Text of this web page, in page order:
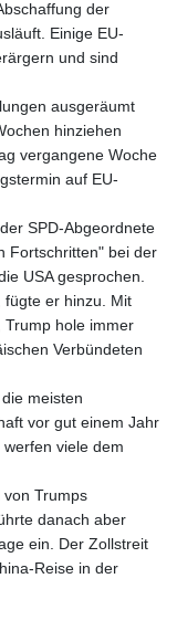
der
Einige EU-
und sind
ausgeräumt
hinziehen
vergangene Woche
auf EU-
SPD-Abgeordnete
Fortschritten" bei der
USA gesprochen.
fügte er hinzu. Mit
Trump hole immer
Verbündeten
meisten
vor gut einem Jahr
viele dem
Trumps
danach aber
ein. Der Zollstreit
Reise in der